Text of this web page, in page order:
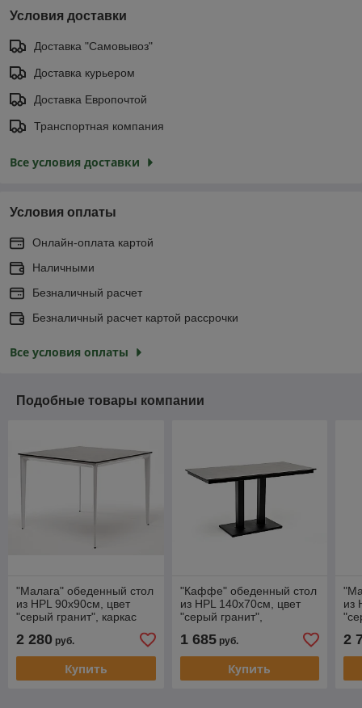
Условия доставки
Доставка "Самовывоз"
Доставка курьером
Доставка Европочтой
Транспортная компания
Все условия доставки
Условия оплаты
Онлайн-оплата картой
Наличными
Безналичный расчет
Безналичный расчет картой рассрочки
Все условия оплаты
Подобные товары компании
"Малага" обеденный стол
из HPL 90х90см, цвет
"серый гранит", каркас
2 280 руб.
Купить
"Каффе" обеденный стол
из HPL 140х70см, цвет
"серый гранит",
черное
1 685руб.
Купить
из
2